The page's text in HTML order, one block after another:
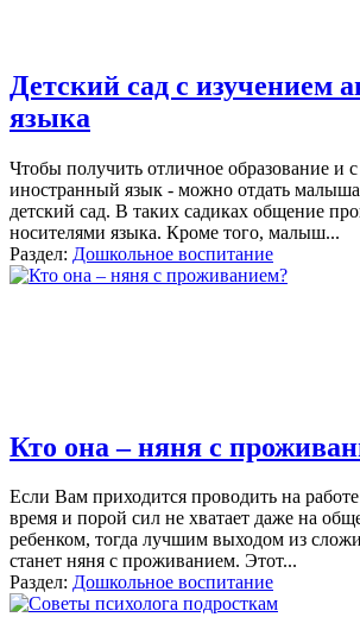
Детский сад с изучением
языка
Чтобы получить отличное образование и
иностранный язык - можно отдать
детский сад. В таких садиках общение
носителями языка. Кроме того, малыш...
Раздел: Дошкольное воспитание
Кто она – няня с
Если Вам приходится проводить на
время и порой сил не хватает даже на
ребенком, тогда лучшим выходом из
станет няня с проживанием. Этот...
Раздел: Дошкольное воспитание